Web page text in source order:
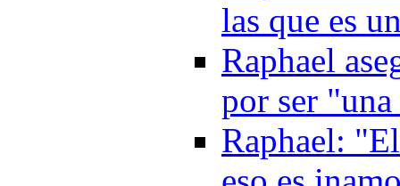
las que es
Raphael
por ser
Raphael: